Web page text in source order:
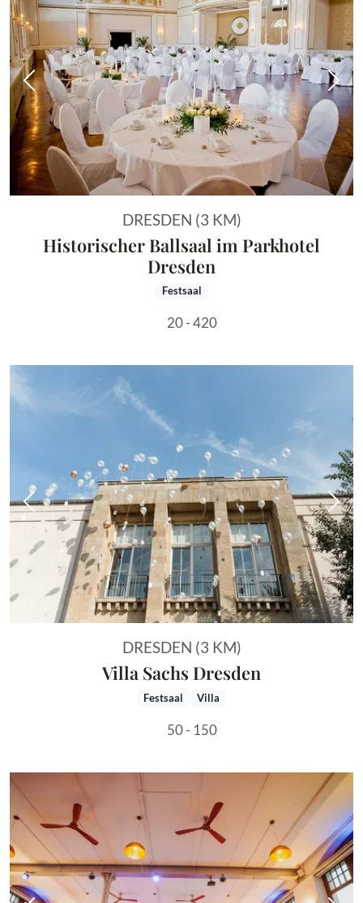
Vorheriges Bild
DRESDEN (3 KM)
Historischer Ballsaal im Parkhotel
Dresden
Festsaal
20 - 420
Vorheriges Bild
DRESDEN (3 KM)
Villa Sachs Dresden
Festsaal Villa
50 - 150